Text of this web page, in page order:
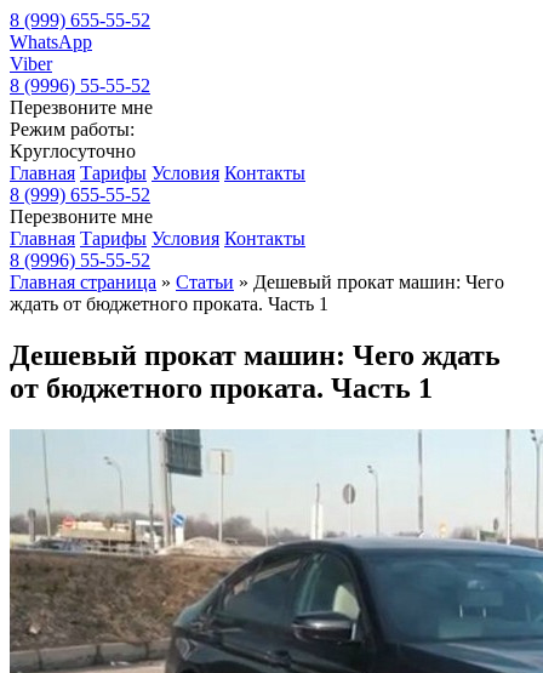
8 (999) 655-55-52
WhatsApp
Viber
8 (9996) 55-55-52
Перезвоните мне
Режим работы:
Круглосуточно
Главная Тарифы Условия Контакты
8 (999) 655-55-52
Перезвоните мне
Главная Тарифы Условия Контакты
8 (9996) 55-55-52
Главная страница » Статьи » Дешевый прокат машин: Чего
ждать от бюджетного проката. Часть 1
Дешевый прокат машин: Чего ждать
от бюджетного проката. Часть 1